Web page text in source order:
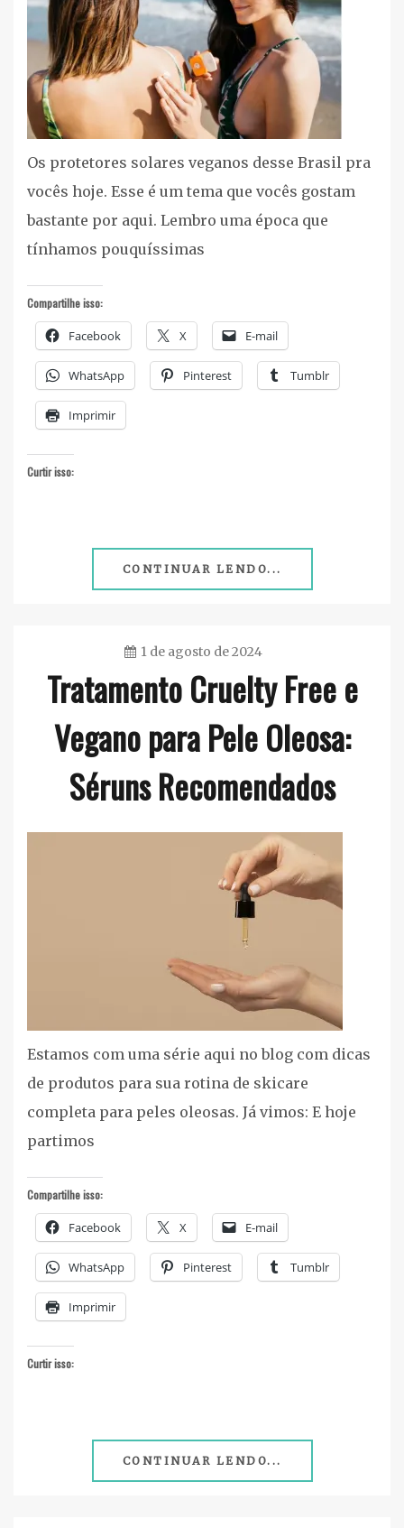
cruelty
free/vegan,
Proteção
Solar
Vegan
Os protetores solares veganos desse Brasil pra
vocês hoje. Esse é um tema que vocês gostam
bastante por aqui. Lembro uma época que
tínhamos pouquíssimas
Compartilhe isso:
Facebook X E-mail
WhatsApp Pinterest Tumblr
Imprimir
Curtir isso:
CONTINUAR LENDO...
1 de agosto de 2024
Ester
Sena
Silva
Tratamento Cruelty Free e
Vegano para Pele Oleosa:
Séruns Recomendados
Estamos com uma série aqui no blog com dicas
de produtos para sua rotina de skicare
completa para peles oleosas. Já vimos: E hoje
partimos
Compartilhe isso:
Facebook X E-mail
WhatsApp Pinterest Tumblr
Imprimir
Curtir isso:
CONTINUAR LENDO...